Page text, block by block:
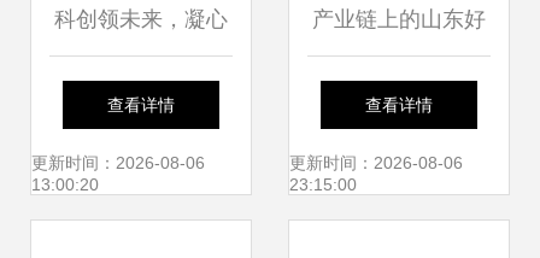
科创领未来，凝心
促发展 洪山区科技
成果转化对接活动
查看详情
更新时间：2026-08-06
13:00:20
产业链上的山东好
品牌联泓新材料 从
绿地崛起，迈向高
查看详情
更新时间：2026-08-06
23:15:00